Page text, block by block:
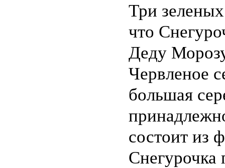
Три
что
Деду
Червленое
большая
состоит из
Снегурочка